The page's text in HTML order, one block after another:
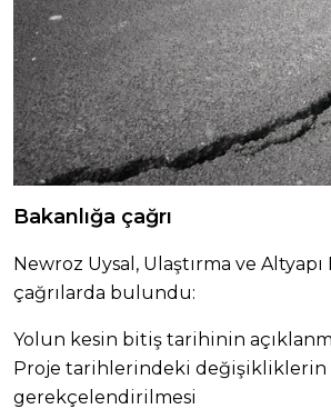
Bakanlığa çağrı
Newroz Uysal, Ulaştırma ve Altyapı
çağrılarda bulundu:
Yolun kesin bitiş tarihinin
Proje tarihlerindeki değişikliklerin
gerekçelendirilmesi